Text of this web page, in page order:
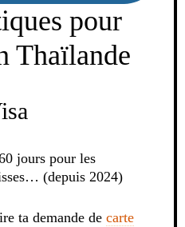
pour
Thaïlande
jours pour les
(depuis 2024)
ta demande de carte